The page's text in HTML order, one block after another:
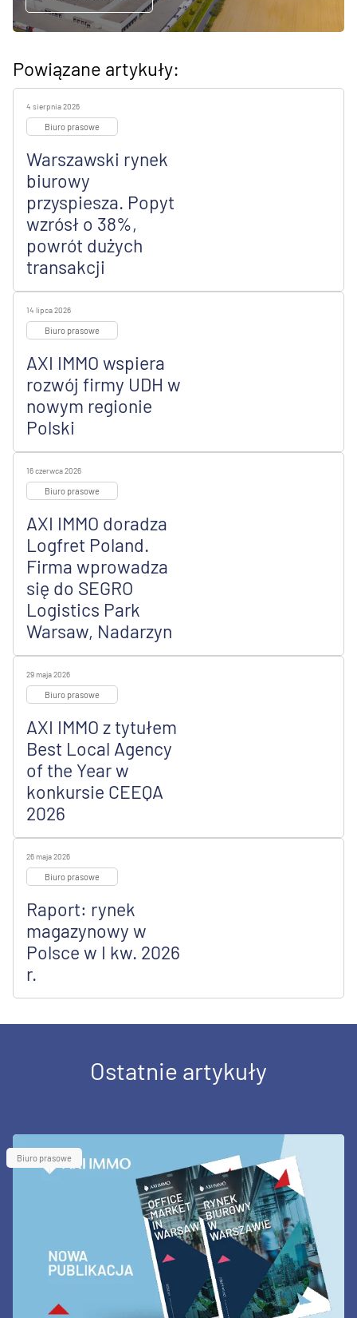
Powiązane artykuły:
4 sierpnia 2026
Biuro prasowe
Warszawski rynek
biurowy
przyspiesza. Popyt
wzrósł o 38%,
powrót dużych
transakcji
14 lipca 2026
Biuro prasowe
AXI IMMO wspiera
rozwój firmy UDH w
nowym regionie
Polski
16 czerwca 2026
Biuro prasowe
AXI IMMO doradza
Logfret Poland.
Firma wprowadza
się do SEGRO
Logistics Park
Warsaw, Nadarzyn
29 maja 2026
Biuro prasowe
AXI IMMO z tytułem
Best Local Agency
of the Year w
konkursie CEEQA
2026
26 maja 2026
Biuro prasowe
Raport: rynek
magazynowy w
Polsce w I kw. 2026
r.
Ostatnie artykuły
Biuro prasowe